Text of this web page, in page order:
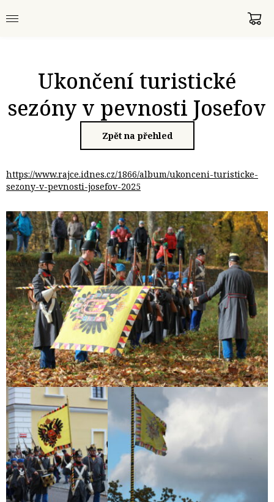
Zpět na přehled
Ukončení turistické
sezóny v pevnosti Josefov
https://www.rajce.idnes.cz/1866/album/ukonceni-turisticke-
sezony-v-pevnosti-josefov-2025